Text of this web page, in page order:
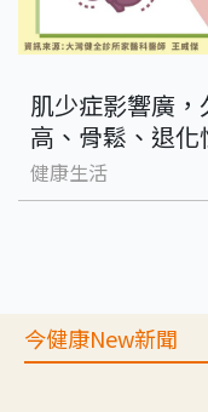
肌少症影響廣
高、骨鬆、退化
健康生活
今健康New新聞